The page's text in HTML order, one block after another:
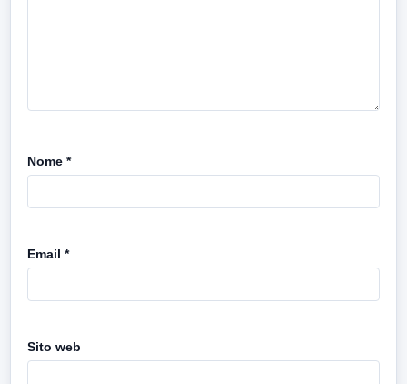
Nome *
Email *
Sito web